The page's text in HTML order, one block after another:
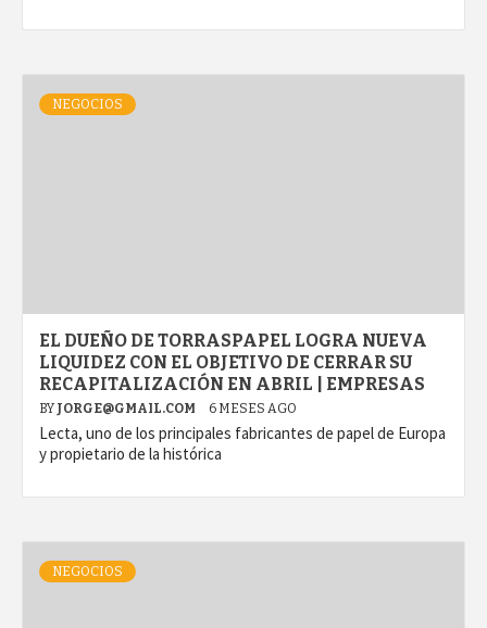
NEGOCIOS
EL DUEÑO DE TORRASPAPEL LOGRA NUEVA
LIQUIDEZ CON EL OBJETIVO DE CERRAR SU
RECAPITALIZACIÓN EN ABRIL | EMPRESAS
BY JORGE@GMAIL.COM 6 MESES AGO
Lecta, uno de los principales fabricantes de papel de Europa
y propietario de la histórica
NEGOCIOS